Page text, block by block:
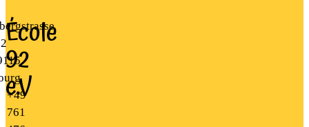
École
92
e.V
+49
761